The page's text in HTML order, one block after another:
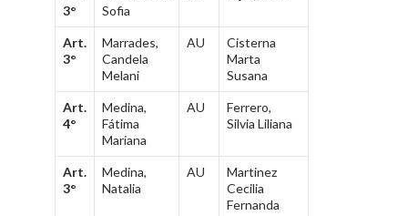
3°
Sofia
Art.
3°
Marrades,
Candela
Melani
AU
Cisterna
Marta
Susana
Art.
4°
Medina,
Fátima
Mariana
AU
Ferrero,
Silvia Liliana
Art.
3°
Medina,
Natalia
AU
Martinez
Cecilia
Fernanda